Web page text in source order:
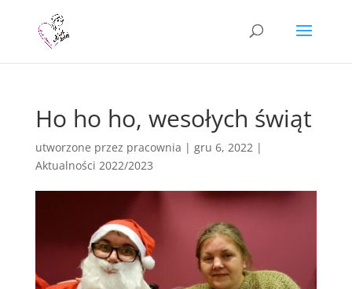
Ho ho ho, wesołych świąt
utworzone przez pracownia | gru 6, 2022|
Aktualności 2022/2023